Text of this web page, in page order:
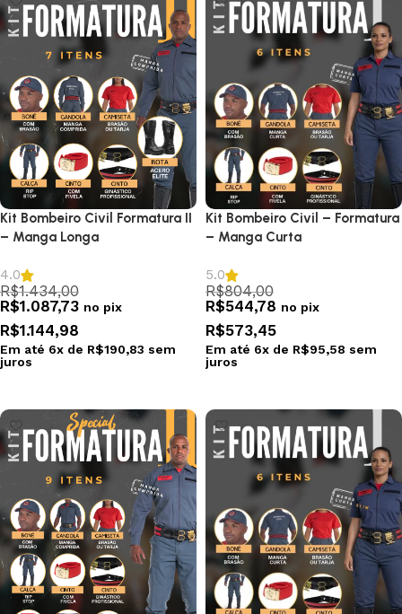
Kit Bombeiro Civil Formatura II
– Manga Longa
4.0
R$1.434,00
R$1.087,73 no pix
R$1.144,98
Em até 6x de R$190,83 sem
juros
Kit Bombeiro Civil – Formatura
– Manga Curta
5.0
R$804,00
R$544,78 no pix
R$573,45
Em até 6x de R$95,58 sem
juros